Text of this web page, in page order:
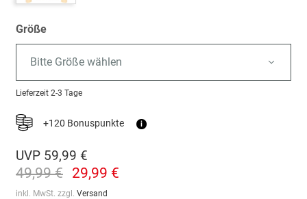
Größe
Bitte Größe wählen
Lieferzeit 2-3 Tage
+120 Bonuspunkte i
UVP 59,99 €
49,99 € 29,99 €
inkl. MwSt. zzgl. Versand